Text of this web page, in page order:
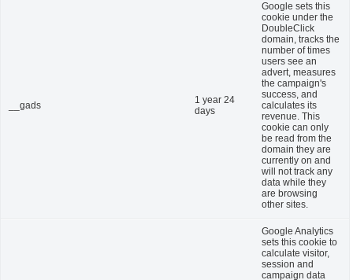
__gads
1 year 24
days
Google sets this
cookie under the
DoubleClick
domain, tracks the
number of times
users see an
advert, measures
the campaign's
success, and
calculates its
revenue. This
cookie can only
be read from the
domain they are
currently on and
will not track any
data while they
are browsing
other sites.
Google Analytics
sets this cookie to
calculate visitor,
session and
campaign data